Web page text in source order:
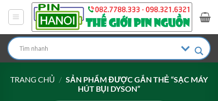
dung
TRANG CHỦ / SẢN PHẨM ĐƯỢC GẮN THẺ “SẠC MÁY
HÚT BỤI DYSON”